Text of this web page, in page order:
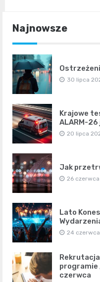
Najnowsze
30 lipca
Krajowe
ALARM-26
20 lipca
Jak
26
Lato
24
programie
czerwca